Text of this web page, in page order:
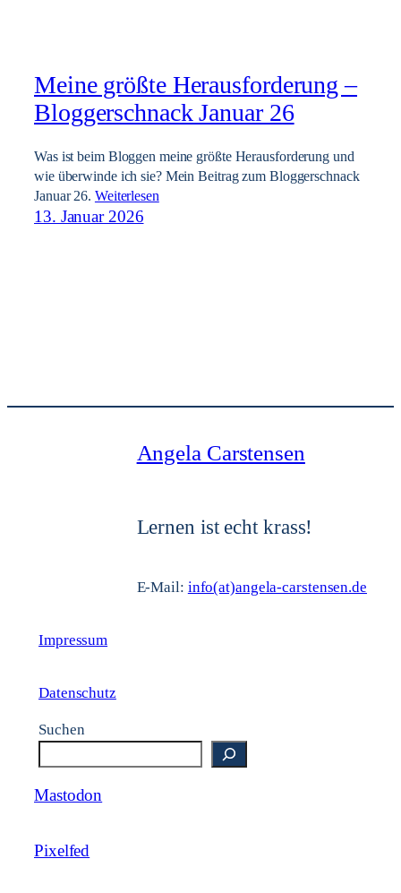
Meine größte Herausforderung –
Bloggerschnack Januar 26
Was ist beim Bloggen meine größte Herausforderung und
wie überwinde ich sie? Mein Beitrag zum Bloggerschnack
Januar 26. Weiterlesen
13. Januar 2026
Angela Carstensen
Lernen ist echt krass!
E-Mail: info(at)angela-carstensen.de
Impressum
Datenschutz
Suchen
Mastodon
Pixelfed